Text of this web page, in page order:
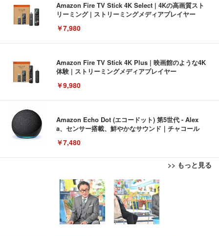
Amazon Fire TV Stick 4K Select | 4Kの高画質スト
リーミング | ストリーミングメディアプレイヤー
￥7,980
Amazon Fire TV Stick 4K Plus | 映画館のような4K
体験 | ストリーミングメディアプレイヤー
￥9,980
Amazon Echo Dot (エコードット) 第5世代 - Alex
a、センサー搭載、鮮やかなサウンド｜チャコール
￥7,480
>> もっと見る
[EdoErgo] オフィスチェア 椅子 テレワーク 疲れな
い 跳ね上げ式アームレスト コンパクト 約105度ロッ
キング pc 事務椅子 360度回転 座面昇降 強化ナイロ
ン樹脂ベース 通気性メッシュ 在宅ワーク H-WY01
(黒網+黒枠+黒足)
￥5,699
EIZO ビジネス向けプレミアムモニター | FlexScan
EV3240X-WT | 31.5型4K UHD・USB Type-C・ホワ
イト
￥105,595
Amazonベーシック ペットシーツ 薄型 レギュラー 1
回使い捨て 無香料 ホワイト 300枚
￥3,373